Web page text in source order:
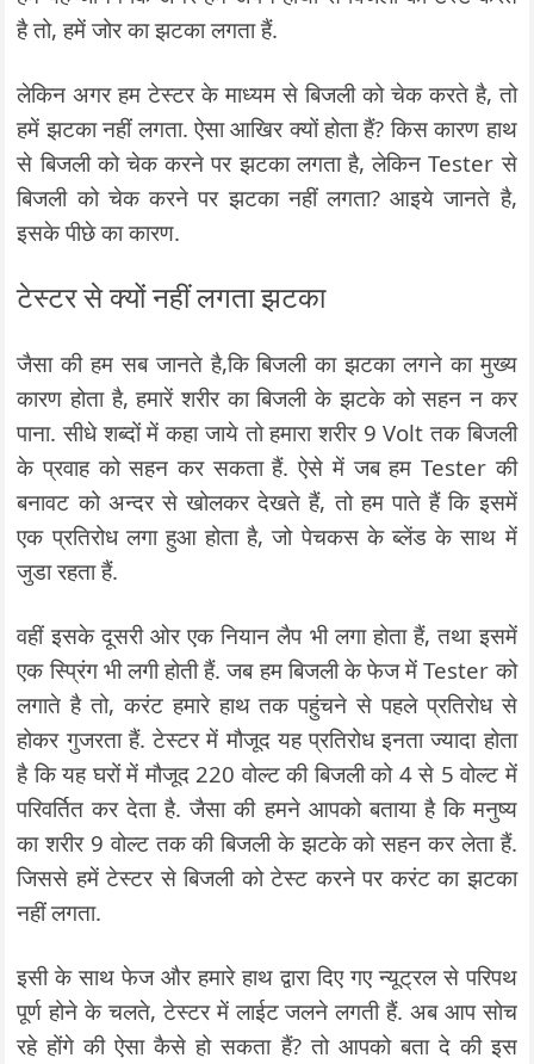
है तो, हमें जोर का झटका लगता हैं.
लेकिन अगर हम टेस्टर के माध्यम से बिजली को चेक करते है, तो
हमें झटका नहीं लगता. ऐसा आखिर क्यों होता हैं? किस कारण हाथ
से बिजली को चेक करने पर झटका लगता है, लेकिन Tester से
बिजली को चेक करने पर झटका नहीं लगता? आइये जानते है,
इसके पीछे का कारण.
टेस्टर से क्यों नहीं लगता झटका
जैसा की हम सब जानते है,कि बिजली का झटका लगने का मुख्य
कारण होता है, हमारें शरीर का बिजली के झटके को सहन न कर
पाना. सीधे शब्दों में कहा जाये तो हमारा शरीर 9 Volt तक बिजली
के प्रवाह को सहन कर सकता हैं. ऐसे में जब हम Tester की
बनावट को अन्दर से खोलकर देखते हैं, तो हम पाते हैं कि इसमें
एक प्रतिरोध लगा हुआ होता है, जो पेचकस के ब्लेंड के साथ में
जुडा रहता हैं.
वहीं इसके दूसरी ओर एक नियान लैप भी लगा होता हैं, तथा इसमें
एक स्प्रिंग भी लगी होती हैं. जब हम बिजली के फेज में Tester को
लगाते है तो, करंट हमारे हाथ तक पहुंचने से पहले प्रतिरोध से
होकर गुजरता हैं. टेस्टर में मौजूद यह प्रतिरोध इनता ज्यादा होता
है कि यह घरों में मौजूद 220 वोल्ट की बिजली को 4 से 5 वोल्ट में
परिवर्तित कर देता है. जैसा की हमने आपको बताया है कि मनुष्य
का शरीर 9 वोल्ट तक की बिजली के झटके को सहन कर लेता हैं.
जिससे हमें टेस्टर से बिजली को टेस्ट करने पर करंट का झटका
नहीं लगता.
इसी के साथ फेज और हमारे हाथ द्वारा दिए गए न्यूट्रल से परिपथ
पूर्ण होने के चलते, टेस्टर में लाईट जलने लगती हैं. अब आप सोच
रहे होंगे की ऐसा कैसे हो सकता हैं? तो आपको बता दे की इस